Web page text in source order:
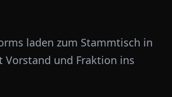
laden zum Stammtisch in
Vorstand und Fraktion ins